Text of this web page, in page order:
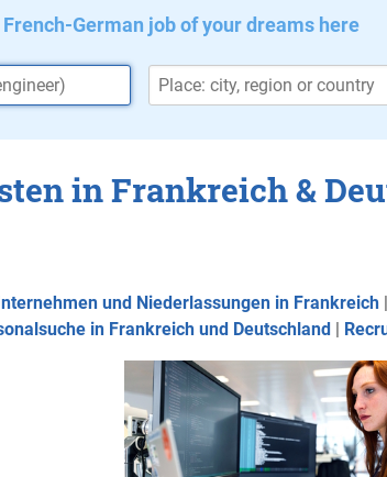
French-German job of your dreams here
in Frankreich &
und Niederlassungen in Frankreich |
in Frankreich und Deutschland |